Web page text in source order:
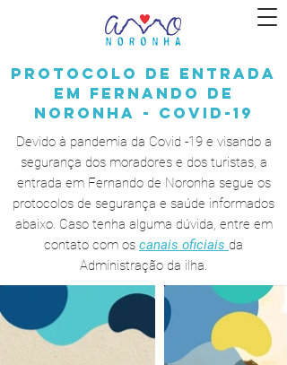
PROTOCOLO DE ENTRADA
EM FERNANDO DE
NORONHA - COVID-19
Devido à pandemia da Covid -19 e visando a
segurança dos moradores e dos turistas, a
entrada em Fernando de Noronha segue os
protocolos de segurança e saúde informados
abaixo. Caso tenha alguma dúvida, entre em
contato com os canais oficiais da
Administração da ilha.